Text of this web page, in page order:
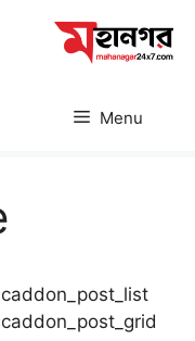
Menu